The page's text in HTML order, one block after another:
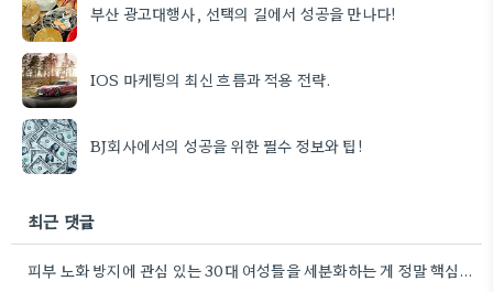
부산 광고대행사, 선택의 길에서 성공을 만나다!
IOS 마케팅의 최신 흐름과 적용 전략.
BJ회사에서의 성공을 위한 필수 정보와 팁!
최근 댓글
피부 노화 방지에 관심 있는 30대 여성들을 세분화하는 게 정말 핵심인 것 같아요. 제가 경험해…